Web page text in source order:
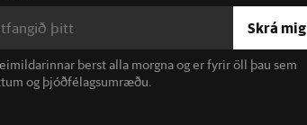
Skrá mig
berst alla morgna og er fyrir öll þau sem
og þjóðfélagsumræðu.